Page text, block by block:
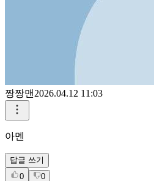
짱짱맨 2026.04.12 11:03
아멘
답글 쓰기
0
0